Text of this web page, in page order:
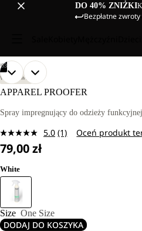
DO 40% ZNIŻKI
Bezpłatne
03
OTWÓRZ
OBRAZ
PEŁNYM
OTWÓRZ
OBRAZ
PEŁNYM
OTWÓRZ
OBRAZ
PEŁNYM
WĘDRÓWKI
APPAREL PROOFER
Spray impregnujący do odzieży funkcyjnej
5.0 Czytaj
(1) Oceń produkt
79,00 zł
White
Size One Size
DODAJ DO KOSZYKA